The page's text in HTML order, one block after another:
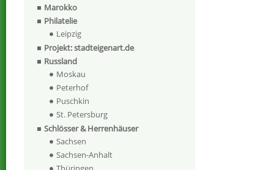
Marokko
Philatelie
Leipzig
Projekt: stadteigenart.de
Russland
Moskau
Peterhof
Puschkin
St. Petersburg
Schlösser & Herrenhäuser
Sachsen
Sachsen-Anhalt